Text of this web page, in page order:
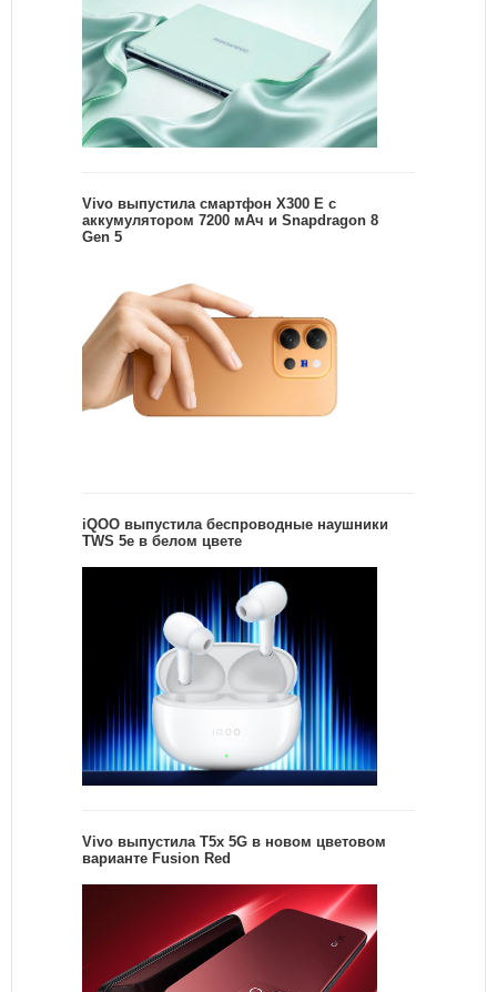
Vivo выпустила смартфон X300 E с
аккумулятором 7200 мАч и Snapdragon 8
Gen 5
iQOO выпустила беспроводные наушники
TWS 5e в белом цвете
Vivo выпустила T5x 5G в новом цветовом
варианте Fusion Red